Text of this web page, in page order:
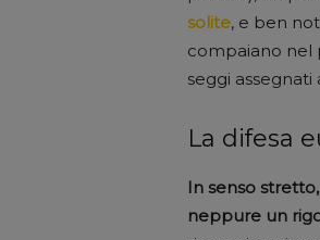
solite, e ben
compaiano nel
seggi
La difesa
In senso
neppure un